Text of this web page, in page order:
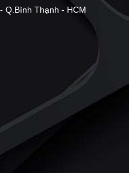
(34)
Q.Bình Thạnh - HCM